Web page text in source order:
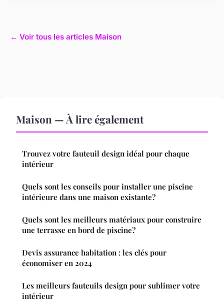
← Voir tous les articles Maison
Maison — À lire également
Trouvez votre fauteuil design idéal pour chaque
intérieur
Quels sont les conseils pour installer une piscine
intérieure dans une maison existante?
Quels sont les meilleurs matériaux pour construire
une terrasse en bord de piscine?
Devis assurance habitation : les clés pour
économiser en 2024
Les meilleurs fauteuils design pour sublimer votre
intérieur